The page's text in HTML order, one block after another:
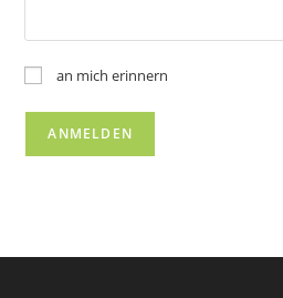
an mich erinnern